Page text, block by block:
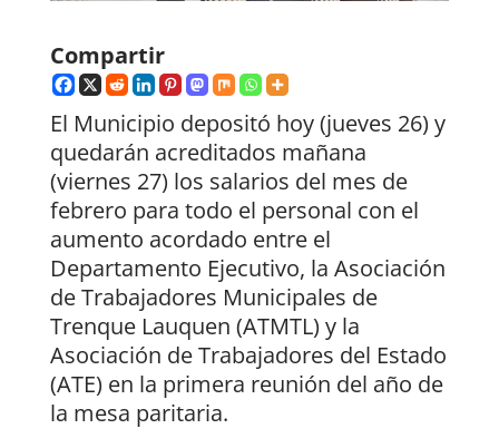
Compartir
El Municipio depositó hoy (jueves 26) y
quedarán acreditados mañana
(viernes 27) los salarios del mes de
febrero para todo el personal con el
aumento acordado entre el
Departamento Ejecutivo, la Asociación
de Trabajadores Municipales de
Trenque Lauquen (ATMTL) y la
Asociación de Trabajadores del Estado
(ATE) en la primera reunión del año de
la mesa paritaria.